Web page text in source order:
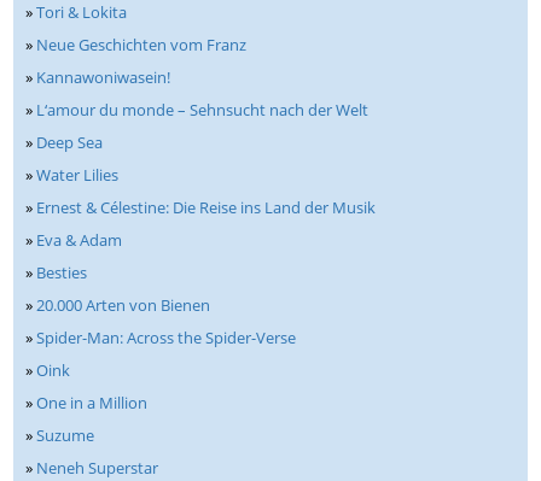
»Tori & Lokita
» Neue Geschichten vom Franz
» Kannawoniwasein!
» L‘amour du monde – Sehnsucht nach der Welt
» Deep Sea
»Water Lilies
» Ernest & Célestine: Die Reise ins Land der Musik
» Eva & Adam
» Besties
»20.000 Arten von Bienen
»Spider-Man: Across the Spider-Verse
»Oink
»One in a Million
»Suzume
» Neneh Superstar